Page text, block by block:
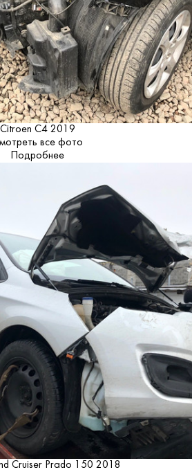
Citroen C4 2019
все фото
Подробнее
Cruiser Prado 150 2018